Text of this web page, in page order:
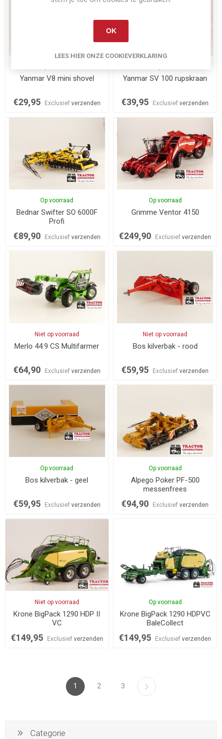
Yanmar V8 mini shovel
€29,95 Exclusief verzenden
Yanmar SV 100 rupskraan
€39,95 Exclusiefverzenden
Op voorraad
Bednar Swifter SO 6000F
Profi
€89,90 Exclusief verzenden
Op voorraad
Grimme Ventor 4150
€249,90 Exclusiefverzenden
Niet op voorraad
Merlo 44.9 CS Multifarmer
€64,90 Exclusief verzenden
Niet op voorraad
Bos kilverbak - rood
€59,95 Exclusiefverzenden
Op voorraad
Bos kilverbak - geel
€59,95 Exclusief verzenden
Op voorraad
Alpego Poker PF-500
messenfrees
€94,90 Exclusiefverzenden
Niet op voorraad
Krone BigPack 1290 HDP II
VC
€149,95 Exclusief verzenden
Op voorraad
Krone BigPack 1290 HDPVC
BaleCollect
€149,95 Exclusiefverzenden
1 2 3
Categorie
OK
LEES HIER ONZE COOKIEVERKLARING